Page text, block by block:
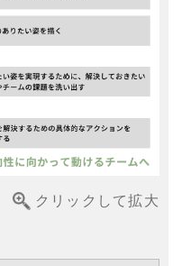
クリックして拡大